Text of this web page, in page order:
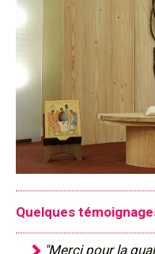
Quelques
"Merci pour la